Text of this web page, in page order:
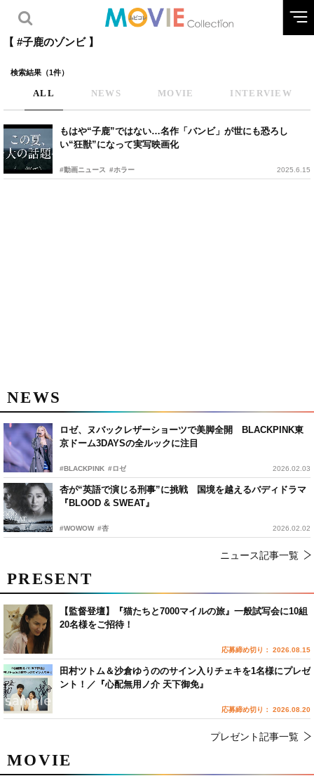
【 #子鹿のゾンビ 】
検索結果（1件）
ALL NEWS MOVIE INTERVIEW
もはや“子鹿”ではない…名作「バンビ」が世にも恐ろし
い“狂獣”になって実写映画化
#動画ニュース #ホラー 2025.6.15
NEWS
ロゼ、ヌバックレザーショーツで美脚全開 BLACKPINK東
京ドーム3DAYSの全ルックに注目
#BLACKPINK #ロゼ 2026.02.03
杏が“英語で演じる刑事”に挑戦 国境を越えるバディドラマ
『BLOOD & SWEAT』
#WOWOW #杏 2026.02.02
ニュース記事一覧
MOVIE
PRESENT
【監督登壇】『猫たちと7000マイルの旅』一般試写会に10組
20名様をご招待！
応募締め切り： 2026.08.15
田村ツトム＆沙倉ゆうののサイン入りチェキを1名様にプレゼ
ント！／『心配無用ノ介 天下御免』
応募締め切り： 2026.08.20
プレゼント記事一覧